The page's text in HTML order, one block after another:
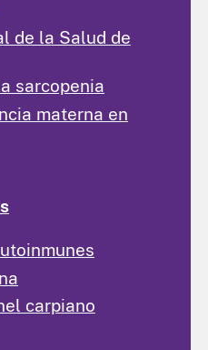
de la Salud de
sarcopenia
materna en
carpiano